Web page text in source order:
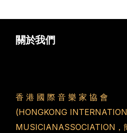
關於我們
香 港 國 際 音 樂 家 協 會
(HONGKONG
MUSICIANASSOCIATION，